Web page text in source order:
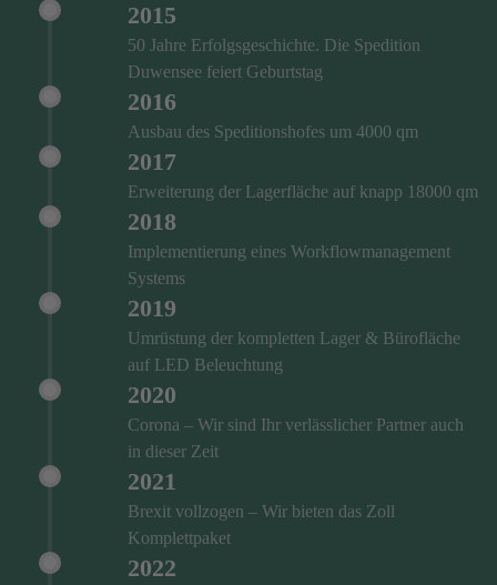
2015
50 Jahre Erfolgsgeschichte. Die Spedition
Duwensee feiert Geburtstag
2016
Ausbau des Speditionshofes um 4000 qm
2017
Erweiterung der Lagerfläche auf knapp 18000 qm
2018
Implementierung eines Workflowmanagement
Systems
2019
Umrüstung der kompletten Lager & Bürofläche
auf LED Beleuchtung
2020
Corona – Wir sind Ihr verlässlicher Partner auch
in dieser Zeit
2021
Brexit vollzogen – Wir bieten das Zoll
Komplettpaket
2022